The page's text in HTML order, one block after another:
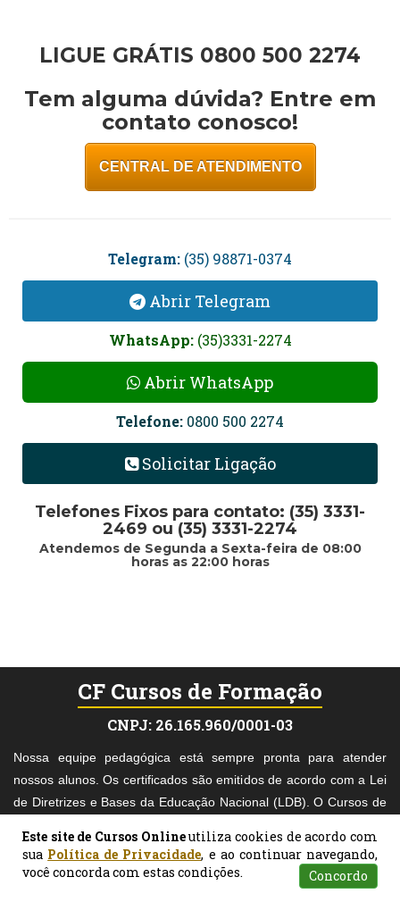
LIGUE GRÁTIS 0800 500 2274
Tem alguma dúvida? Entre em
contato conosco!
CENTRAL DE ATENDIMENTO
Telegram: (35) 98871-0374
Abrir Telegram
WhatsApp:(35)3331-2274
Abrir WhatsApp
Telefone: 0800 500 2274
Solicitar Ligação
Telefones Fixos para contato: (35) 3331-
2469 ou (35) 3331-2274
Atendemos de Segunda a Sexta-feira de 08:00
horas as 22:00 horas
CF Cursos de Formação
CNPJ: 26.165.960/0001-03
Nossa equipe pedagógica está sempre pronta para atender
nossos alunos. Os certificados são emitidos de acordo com a Lei
de Diretrizes e Bases da Educação Nacional (LDB). O Cursos de
acadêmicos e, nosso pagamento é mediado pelo Mercado Pago,
o que torna seu pagamento mais seguro.
Este site de Cursos Onlineutiliza cookies de acordo com
sua Política de Privacidade, e ao continuar navegando,
você concorda com estas condições.
Concordo
Matrículas